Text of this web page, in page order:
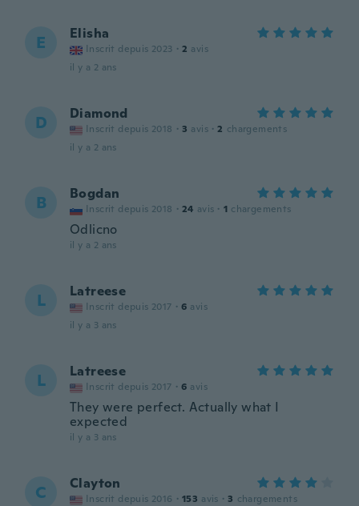
E Elisha
Inscrit depuis 2023 · 2 avis
il y a 2 ans
D Diamond
Inscrit depuis 2018 · 3 avis · 2 chargements
il y a 2 ans
B Bogdan
Inscrit depuis 2018 · 24 avis · 1 chargements
Odlicno
il y a 2 ans
L Latreese
Inscrit depuis 2017 · 6 avis
il y a 3 ans
L Latreese
Inscrit depuis 2017 · 6 avis
They were perfect. Actually what I
expected
il y a 3 ans
C Clayton
Inscrit depuis 2016 · 153 avis · 3 chargements